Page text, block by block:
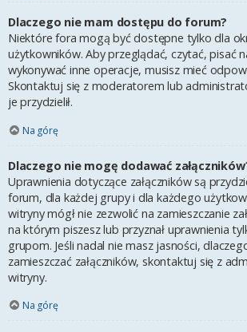
Dlaczego nie mam dostępu do forum?
Niektóre fora mogą być dostępne tylko dla
użytkowników. Aby przeglądać, czytać, pisać
wykonywać inne operacje, musisz mieć
Skontaktuj się z moderatorem lub
je przydzielił.
Na górę
Dlaczego nie mogę dodawać
Uprawnienia dotyczące załączników są
forum, dla każdej grupy i dla każdego
witryny mógł nie zezwolić na zamieszczanie
na którym piszesz lub przyznał uprawnienia
grupom. Jeśli nadal nie masz jasności,
zamieszczać załączników, skontaktuj się z
witryny.
Na górę